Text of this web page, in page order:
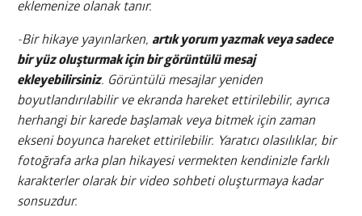
eklemenize olanak tanır.
-Bir hikaye yayınlarken, artık yorum yazmak veya sadece
bir yüz oluşturmak için bir görüntülü mesaj
ekleyebilirsiniz. Görüntülü mesajlar yeniden
boyutlandırılabilir ve ekranda hareket ettirilebilir, ayrıca
herhangi bir karede başlamak veya bitmek için zaman
ekseni boyunca hareket ettirilebilir. Yaratıcı olasılıklar, bir
fotoğrafa arka plan hikayesi vermekten kendinizle farklı
karakterler olarak bir video sohbeti oluşturmaya kadar
sonsuzdur.